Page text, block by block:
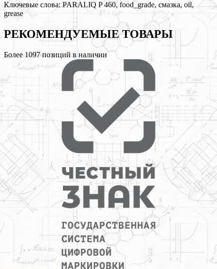
Ключевые слова:PARALIQ P 460, food_grade, смазка, oil,
grease
РЕКОМЕНДУЕМЫЕТОВАРЫ
Более1097позиций в наличии